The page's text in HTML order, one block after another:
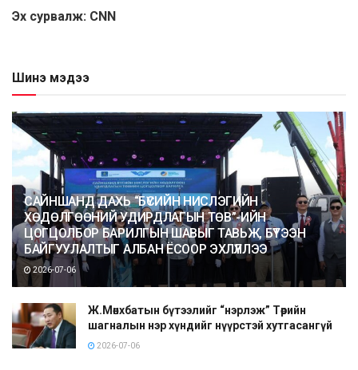
Эх сурвалж: CNN
Шинэ мэдээ
САЙНШАНД ДАХЬ “БҮСИЙН НИСЛЭГИЙН
ХӨДӨЛГӨӨНИЙ УДИРДЛАГЫН ТӨВ”-ИЙН
ЦОГЦОЛБОР БАРИЛГЫН ШАВЫГ ТАВЬЖ, БҮТЭЭН
БАЙГУУЛАЛТЫГ АЛБАН ЁСООР ЭХЛҮҮЛЛЭЭ
2026-07-06
Ж.Мөнхбатын бүтээлийг “нэрлэж” Төрийн
шагналын нэр хүндийг нүүрстэй хутгасангүй
2026-07-06